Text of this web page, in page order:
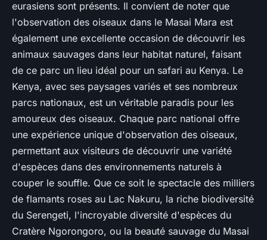
eurasiens sont présents. Il convient de noter que
l'observation des oiseaux dans le Masai Mara est
également une excellente occasion de découvrir les
animaux sauvages dans leur habitat naturel, faisant
de ce parc un lieu idéal pour un safari au Kenya. Le
Kenya, avec ses paysages variés et ses nombreux
parcs nationaux, est un véritable paradis pour les
amoureux des oiseaux. Chaque parc national offre
une expérience unique d'observation des oiseaux,
permettant aux visiteurs de découvrir une variété
d'espèces dans des environnements naturels à
couper le souffle. Que ce soit le spectacle des milliers
de flamants roses au Lac Nakuru, la riche biodiversité
du Serengeti, l'incroyable diversité d'espèces du
Cratère Ngorongoro, ou la beauté sauvage du Masai